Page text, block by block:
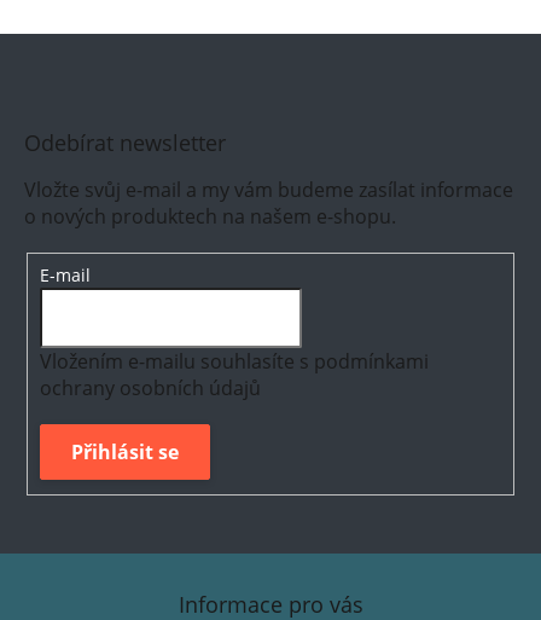
Odebírat newsletter
Vložte svůj e-mail a my vám budeme zasílat informace
o nových produktech na našem e-shopu.
E-mail
Vložením e-mailu souhlasíte s podmínkami
ochrany osobních údajů
Přihlásit se
Z
Informace pro vás